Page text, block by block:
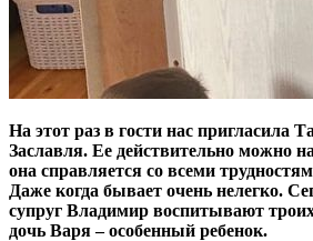
На этот раз в гости нас пригласила
Заславля. Ее действительно можно
она справляется со всеми
Даже когда бывает очень нелегко.
супруг Владимир воспитывают
дочь Варя – особенный ребенок.